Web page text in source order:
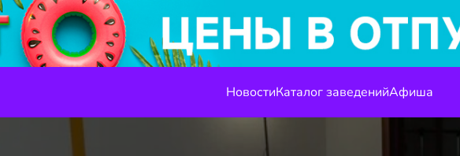
НовостиКаталог заведенийАфиша